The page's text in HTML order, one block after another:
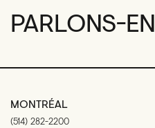
PARLONS-EN
MONTRÉAL
(514) 282-2200